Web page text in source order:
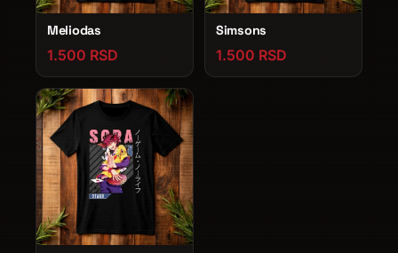
Meliodas
1.500 RSD
Simsons
1.500 RSD